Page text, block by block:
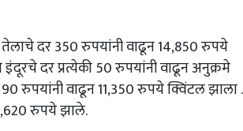
तेलाचे दर 350 रुपयांनी वाढून 14,850 रुपये
दर प्रत्येकी 50 रुपयांनी वाढून अनुक्रमे
रुपयांनी वाढून 11,350 रुपये क्विंटल झाला .
रुपये झाले.